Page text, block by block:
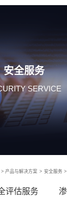
安全服务
SERVICE
> 产品与解决方案 > 安全服务 >
评估服务